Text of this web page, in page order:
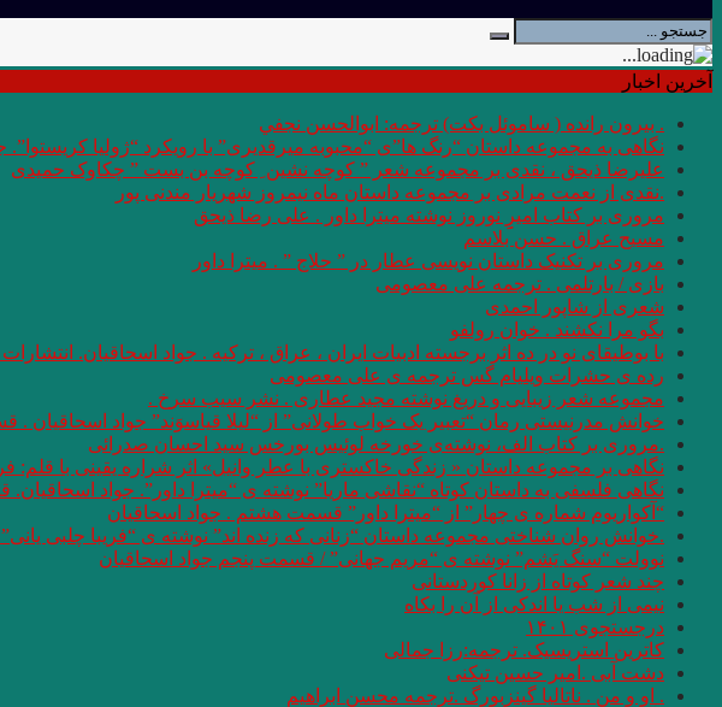
آخرین اخبار
. بيرون رانده ( ساموئل بكت) ترجمه: ابوالحسن نجفي
نگاهی به مجموعه داستان “رنگ ها”ی “محبوبه میرقدیری” با رویکرد “ژولیا کریستوا”.
علیرضا ذیحق ، نقدی بر مجموعه شعر ” کوچه نشین ِ کوچه بن بست ” چکاوک حمیدی
.نقدی از نعمت مرادی بر مجموعه داستان ماه نیمروز شهریار مندنی پور
مروری بر کتاب امیرِِِ نوروز نوشته میترا داور . علی رضا ذیحق
مسیح عراق . حسن بلاسم
مروری بر تکنیک داستان نویسی عطار در ” حلاج ” . میترا داور
بازی / بارتلمی . ترجمه علی معصومی
شعری از شاپور احمدی
بگو مرا نکشند . خوان رولفو
با بوطیقای نو در ده اثر برجسته ادبیات ایران ، عراق ، ترکیه . جواد اسحاقیان. انتشارات
رده ى حشرات ویلیام گس ترجمه ی علی معصومی
مجموعه شعر زیبایی و دریغ نوشته مجید عطاری . نشر سیب سرخ .
خوانش مدرنیستی رمان “تعبیر یک خواب طولانی” از “لیلا قیاسوَند” جواد اسحاقیان
.مروری بر کتاب الف، نوشته‌ی خورخه لوئیس بورخس سید احسان صدرائی
نگاهی بر مجموعه داستان « زندگی خاکستری با عطر وانیل» اثر شراره یقینی با قلم:
نگاهی فلسفی به داستان کوتاه “نقاشی ماریا” نوشته ی “میترا داور”. جواد
“آکواریوم شماره ی چهار” از “میترا داور” قسمت هشتم . جواد اسحاقیان
.خوانش روان شناختی مجموعه داستان “زنانی که زنده اند” نوشته ی “فریبا چلبی
نوولت “سنگ یَشم” نوشته ی “مریم جهانی” / قسمت پنجم جواد اسحاقیان
چند شعر کوتاه از زانا کوردستانی
نيمى از شب يا اندكى از آن را بكاه
درجستجوی ۱۴۰۱
کاترین استریسیک. ترجمه:رزا جمالی
دشت آبی .امیر حسین تیکنی
. او و من . ناتالیا گینزبورگ .ترجمه محسن ابراهیم